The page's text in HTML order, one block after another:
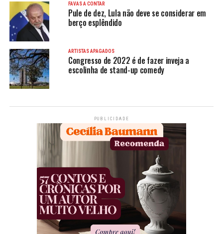
FAVAS A CONTAR
Pule de dez, Lula não deve se considerar em
berço esplêndido
ARTISTAS APAGADOS
Congresso de 2022 é de fazer inveja a
escolinha de stand-up comedy
PUBLICIDADE